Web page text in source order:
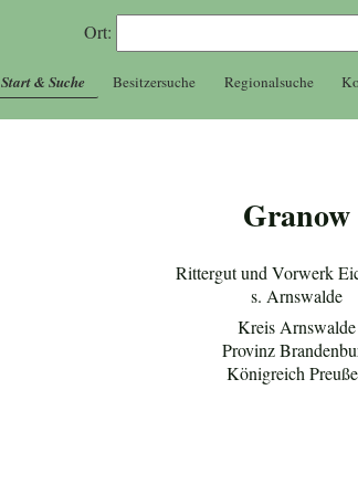
Ort:
Start & Suche Besitzersuche Regionalsuche
Granow
Rittergut und Vorwerk
s. Arnswalde
Kreis Arnswalde
Provinz
Königreich